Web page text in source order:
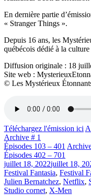
En dernière partie
« Stranger Things ».
Depuis 16 ans, les
québécois dédié à la
Diffusion originale : 18
Site web :
© Les Mystérieux
Téléchargez l'émission ici
Archive # 1
Épisodes 103 – 401
Épisodes 402 – 701
Publié
le
juillet 18, 2022juillet 18,
Festival Fantasia, Festival
Julien Bernatchez, Netflix,
Studio cornet, X-Men